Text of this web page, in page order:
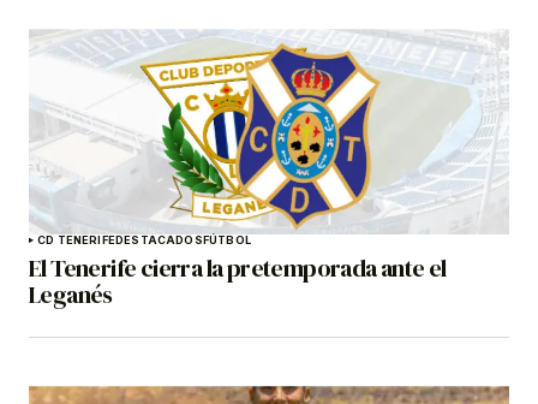
CD TENERIFEDESTACADOSFÚTBOL
El Tenerife cierra la pretemporada ante el
Leganés